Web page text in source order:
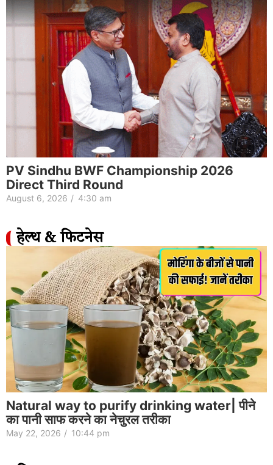
PV Sindhu BWF Championship 2026
Direct Third Round
August 6, 2026 / 4:30 am
हेल्थ & फिटनेस
Natural way to purify drinking water| पीने
का पानी साफ करने का नेचुरल तरीका
May 22, 2026 / 10:44 pm